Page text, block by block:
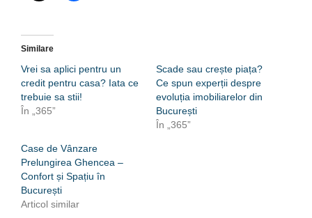
Similare
Vrei sa aplici pentru un
credit pentru casa? Iata ce
trebuie sa stii!
În „365”
Scade sau crește piața?
Ce spun experții despre
evoluția imobiliarelor din
București
În „365”
Case de Vânzare
Prelungirea Ghencea –
Confort și Spațiu în
București
Articol similar